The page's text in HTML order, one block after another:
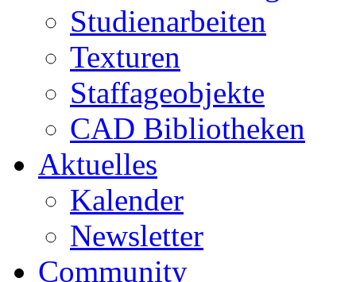
Studienarbeiten
Texturen
Staffageobjekte
CAD Bibliotheken
Aktuelles
Kalender
Newsletter
Community